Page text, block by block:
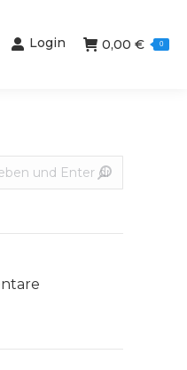
Login 0,00 € 0